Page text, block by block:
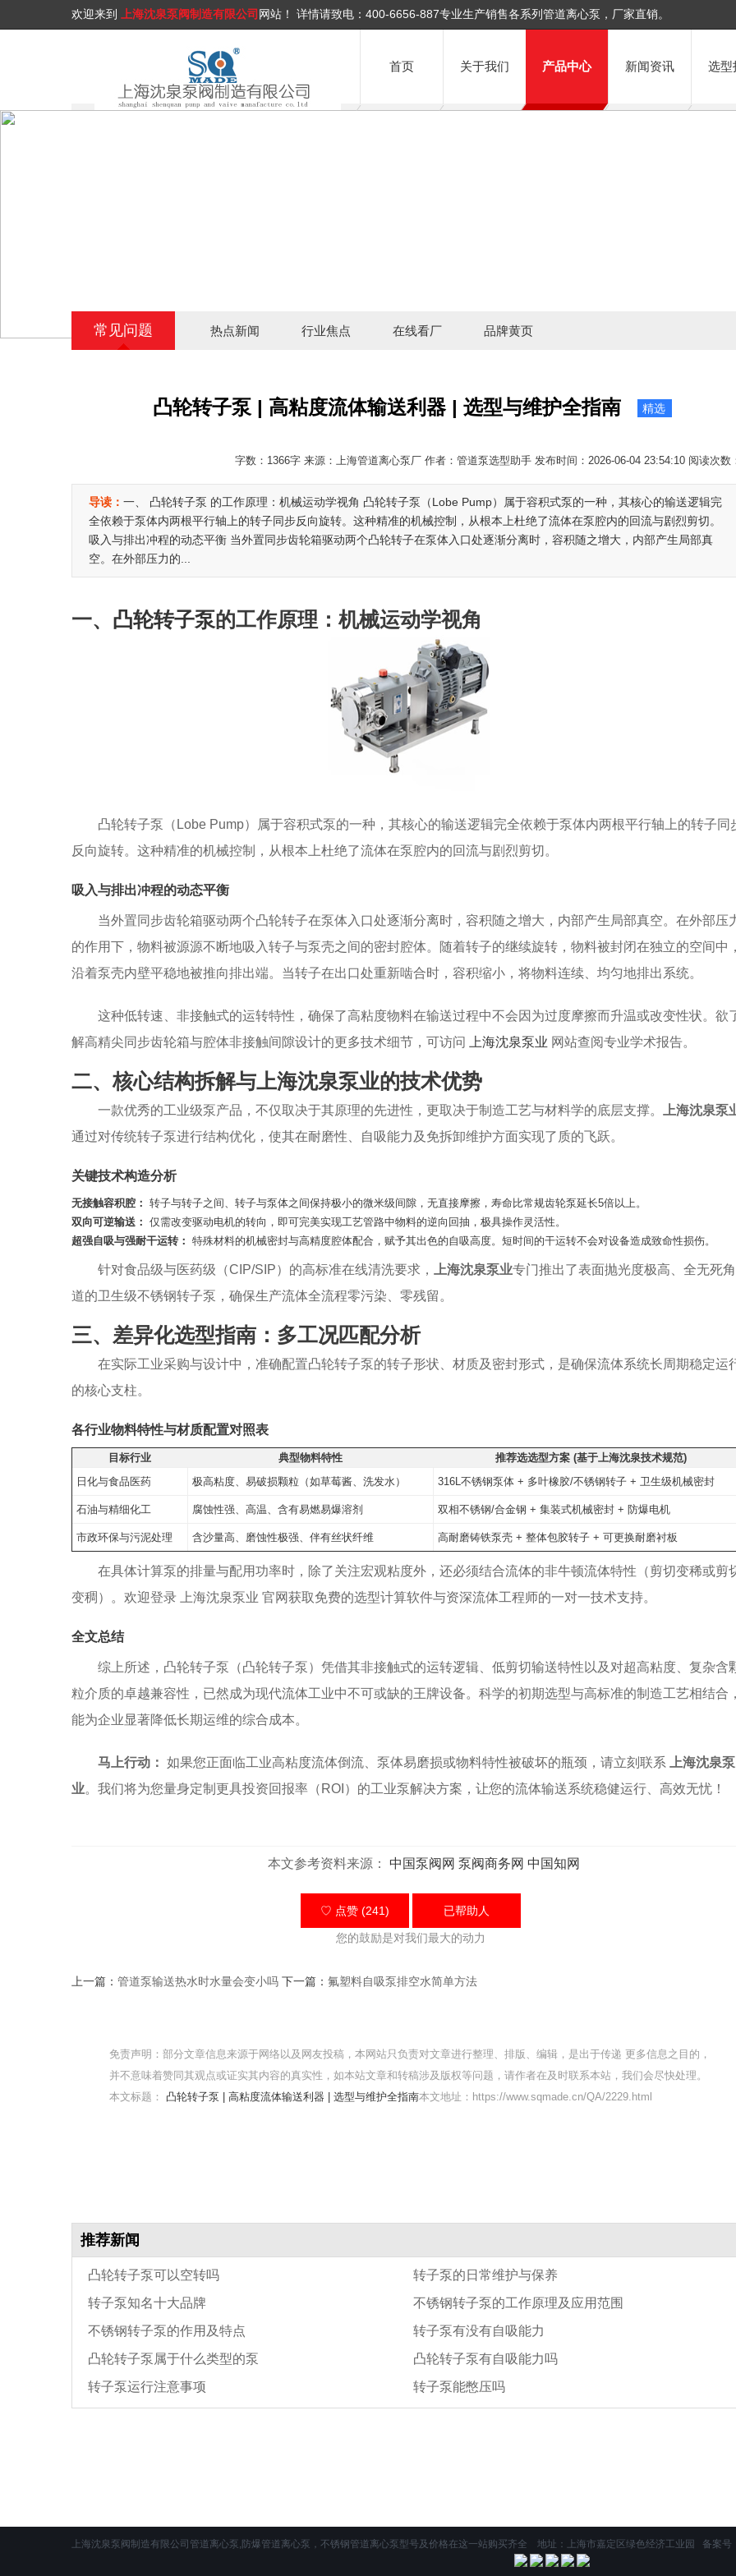
欢迎来到 上海沈泉泵阀制造有限公司 网站！ 详情请致电： 400-6656-887专业生产销售各系列管道离心泵，厂家直销。
首页 关于我们 产品中心 新闻资讯 选型
常见问题 热点新闻 行业焦点 在线看厂 品牌黄页
凸轮转子泵 | 高粘度流体输送利器 | 选型与维护全指南 精选
字数：1366字 来源：上海管道离心泵厂 作者：管道泵选型助手 发布时间：2026-06-04 23:54:10 阅读次数
导读： 一、 凸轮转子泵 的工作原理：机械运动学视角 凸轮转子泵（Lobe Pump）属于容积式泵的一种，其核心的输送逻辑完
全依赖于泵体内两根平行轴上的转子同步反向旋转。这种精准的机械控制，从根本上杜绝了流体在泵腔内的回流与剧烈剪切。
吸入与排出冲程的动态平衡 当外置同步齿轮箱驱动两个凸轮转子在泵体入口处逐渐分离时，容积随之增大，内部产生局部真
空。在外部压力的...
一、 凸轮转子泵的工作原理：机械运动学视角
凸轮转子泵（Lobe Pump）属于容积式泵的一种，其核心的输送逻辑完全依赖于泵体内两根平行轴上的转子同
反向旋转。这种精准的机械控制，从根本上杜绝了流体在泵腔内的回流与剧烈剪切。
吸入与排出冲程的动态平衡
当外置同步齿轮箱驱动两个凸轮转子在泵体入口处逐渐分离时，容积随之增大，内部产生局部真空。在外部压
的作用下，物料被源源不断地吸入转子与泵壳之间的密封腔体。随着转子的继续旋转，物料被封闭在独立的空间中，
沿着泵壳内壁平稳地被推向排出端。当转子在出口处重新啮合时，容积缩小，将物料连续、均匀地排出系统。
这种低转速、非接触式的运转特性，确保了高粘度物料在输送过程中不会因为过度摩擦而升温或改变性状。欲
解高精尖同步齿轮箱与腔体非接触间隙设计的更多技术细节，可访问
上海沈泉泵业 网站查阅专业学术报告。
二、核心结构拆解与上海沈泉泵业的技术优势
一款优秀的工业级泵产品，不仅取决于其原理的先进性，更取决于制造工艺与材料学的底层支撑。
上海沈泉泵
通过对传统转子泵进行结构优化，使其在耐磨性、自吸能力及免拆卸维护方面实现了质的飞跃。
关键技术构造分析
无接触容积腔： 转子与转子之间、转子与泵体之间保持极小的微米级间隙，无直接摩擦，寿命比常规齿轮泵延长5倍以上。
双向可逆输送： 仅需改变驱动电机的转向，即可完美实现工艺管路中物料的逆向回抽，极具操作灵活性。
超强自吸与强耐干运转： 特殊材料的机械密封与高精度腔体配合，赋予其出色的自吸高度。短时间的干运转不会对设备造成致命性损伤。
针对食品级与医药级（CIP/SIP）的高标准在线清洗要求， 上海沈泉泵业专门推出了表面抛光度极高、全无死
道的卫生级不锈钢转子泵，确保生产流体全流程零污染、零残留。
三、差异化选型指南：多工况匹配分析
在实际工业采购与设计中，准确配置凸轮转子泵的转子形状、材质及密封形式，是确保流体系统长周期稳定运
的核心支柱。
各行业物料特性与材质配置对照表
目标行业 典型物料特性
推荐选选型方案 (基于上海沈泉技术规范)
日化与食品医药
极高粘度、易破损颗粒（如草莓酱、洗发水） 316L不锈钢泵体 + 多叶橡胶/不锈钢转子 + 卫生级机械密封
石油与精细化工 腐蚀性强、高温、含有易燃易爆溶剂 双相不锈钢/合金钢 + 集装式机械密封 + 防爆电机
市政环保与污泥处理 含沙量高、磨蚀性极强、伴有丝状纤维 高耐磨铸铁泵壳 + 整体包胶转子 + 可更换耐磨衬板
在具体计算泵的排量与配用功率时，除了关注宏观粘度外，还必须结合流体的非牛顿流体特性（剪切变稀或剪
变稠）。欢迎登录 上海沈泉泵业 官网获取免费的选型计算软件与资深流体工程师的一对一技术支持。
全文总结
综上所述，凸轮转子泵（凸轮转子泵）凭借其非接触式的运转逻辑、低剪切输送特性以及对超高粘度、复杂含
粒介质的卓越兼容性，已然成为现代流体工业中不可或缺的王牌设备。科学的初期选型与高标准的制造工艺相结合，
能为企业显著降低长期运维的综合成本。
马上行动： 如果您正面临工业高粘度流体倒流、泵体易磨损或物料特性被破坏的瓶颈，请立刻联系
上海沈泉泵
业。我们将为您量身定制更具投资回报率（ROI）的工业泵解决方案，让您的流体输送系统稳健运行、高效无忧！
本文参考资料来源： 中国泵阀网 泵阀商务网 中国知网
♡ 点赞 (241) 已帮助人
您的鼓励是对我们最大的动力
上一篇： 管道泵输送热水时水量会变小吗 下一篇： 氟塑料自吸泵排空水简单方法
免责声明：部分文章信息来源于网络以及网友投稿，本网站只负责对文章进行整理、排版、编辑，是出于传递 更多信息之目的，
并不意味着赞同其观点或证实其内容的真实性，如本站文章和转稿涉及版权等问题，请作者在及时联系本站，我们会尽快处理。
本文标题： 凸轮转子泵 | 高粘度流体输送利器 | 选型与维护全指南本文地址：https://www.sqmade.cn/QA/2229.html
推荐新闻
凸轮转子泵可以空转吗 转子泵的日常维护与保养
转子泵知名十大品牌
不锈钢转子泵的工作原理及应用范围
不锈钢转子泵的作用及特点
转子泵有没有自吸能力
凸轮转子泵属于什么类型的泵
凸轮转子泵有自吸能力吗
转子泵运行注意事项
转子泵能憋压吗
上海沈泉泵阀制造有限公司管道离心泵,防爆管道离心泵，不锈钢管道离心泵型号及价格在这一站购买齐全 地址：上海市嘉定区绿色经济工业园 备案号